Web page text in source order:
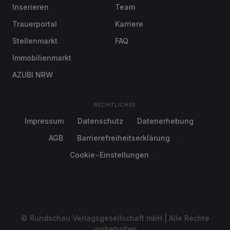
Inserieren
Trauerportal
Stellenmarkt
Immobilienmarkt
AZUBI NRW
Team
Karriere
FAQ
RECHTLICHES
Impressum Datenschutz
Datenerhebung
AGB
Barrierefreiheitserklärung
Cookie-Einstellungen
© Rundschau Verlagsgesellschaft mbH | Alle Rechte